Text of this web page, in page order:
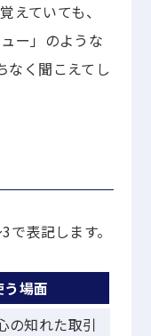
えていても、
ー」のような
なく聞こえてし
表記します。
う場面
の知れた取引